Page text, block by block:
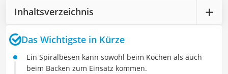
Inhaltsverzeichnis
Das Wichtigste in Kürze
Ein Spiralbesen kann sowohl beim Kochen als auch
beim Backen zum Einsatz kommen.